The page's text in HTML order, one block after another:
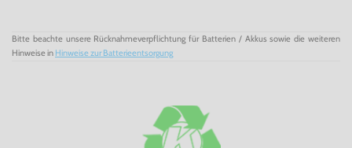
Bitte beachte unsere Rücknahmeverpflichtung für Batterien / Akkus sowie die weiteren
Hinweise in Hinweise zur Batterieentsorgung